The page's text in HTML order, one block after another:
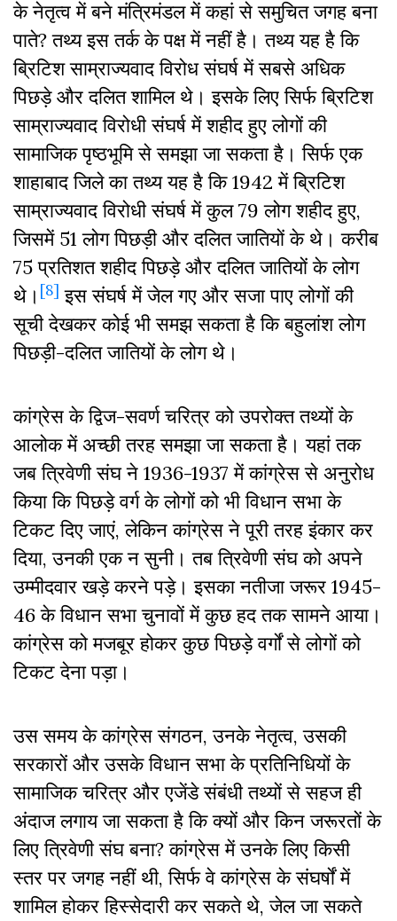
के नेतृत्व में बने मंत्रिमंडल में कहां से समुचित जगह बना
पाते? तथ्य इस तर्क के पक्ष में नहीं है। तथ्य यह है कि
ब्रिटिश साम्राज्यवाद विरोध संघर्ष में सबसे अधिक
पिछड़े और दलित शामिल थे। इसके लिए सिर्फ ब्रिटिश
साम्राज्यवाद विरोधी संघर्ष में शहीद हुए लोगों की
सामाजिक पृष्ठभूमि से समझा जा सकता है। सिर्फ एक
शाहाबाद जिले का तथ्य यह है कि 1942 में ब्रिटिश
साम्राज्यवाद विरोधी संघर्ष में कुल 79 लोग शहीद हुए,
जिसमें 51 लोग पिछड़ी और दलित जातियों के थे। करीब
75 प्रतिशत शहीद पिछड़े और दलित जातियों के लोग
थे। [8] इस संघर्ष में जेल गए और सजा पाए लोगों की
सूची देखकर कोई भी समझ सकता है कि बहुलांश लोग
पिछड़ी-दलित जातियों के लोग थे।
कांग्रेस के द्विज-सवर्ण चरित्र को उपरोक्त तथ्यों के
आलोक में अच्छी तरह समझा जा सकता है। यहां तक
जब त्रिवेणी संघ ने 1936-1937 में कांग्रेस से अनुरोध
किया कि पिछड़े वर्ग के लोगों को भी विधान सभा के
टिकट दिए जाएं, लेकिन कांग्रेस ने पूरी तरह इंकार कर
दिया, उनकी एक न सुनी। तब त्रिवेणी संघ को अपने
उम्मीदवार खड़े करने पड़े। इसका नतीजा जरूर 1945-
46 के विधान सभा चुनावों में कुछ हद तक सामने आया।
कांग्रेस को मजबूर होकर कुछ पिछड़े वर्गों से लोगों को
टिकट देना पड़ा।
उस समय के कांग्रेस संगठन, उनके नेतृत्व, उसकी
सरकारों और उसके विधान सभा के प्रतिनिधियों के
सामाजिक चरित्र और एजेंडे संबंधी तथ्यों से सहज ही
अंदाज लगाय जा सकता है कि क्यों और किन जरूरतों के
लिए त्रिवेणी संघ बना? कांग्रेस में उनके लिए किसी
स्तर पर जगह नहीं थी, सिर्फ वे कांग्रेस के संघर्षों में
शामिल होकर हिस्सेदारी कर सकते थे, जेल जा सकते